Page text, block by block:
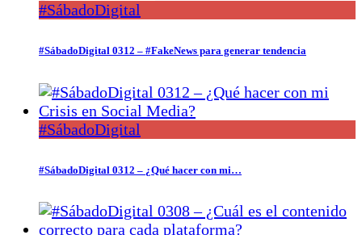
#SábadoDigital
#SábadoDigital 0312 – #FakeNews para generar tendencia
#SábadoDigital
#SábadoDigital 0312 – ¿Qué hacer con mi…